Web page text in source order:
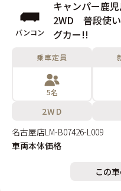
バンコン
キャンパー鹿
2WD 普段使い
グカー!!
乗車定員
5名
2WD
名古屋店LM-B07426-L009
車両本体価格
この